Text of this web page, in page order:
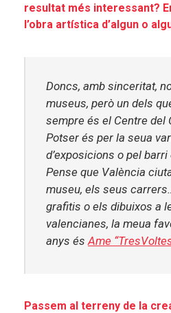
resultat més interessant?
l’obra artística d’algun o
Doncs, amb sinceritat,
museus, però un dels
sempre és el Centre del
Potser és per la seua
d’exposicions o pel
Pense que València
museu, els seus
grafitis o els dibuixos a
valencianes, la meua
anys ésAme
Passem al terreny de la